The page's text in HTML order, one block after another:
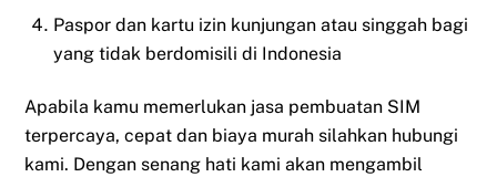
Paspor dan kartu izin kunjungan atau singgah bagi
yang tidak berdomisili di Indonesia
Apabila kamu memerlukan jasa pembuatan SIM
terpercaya, cepat dan biaya murah silahkan hubungi
kami. Dengan senang hati kami akan mengambil